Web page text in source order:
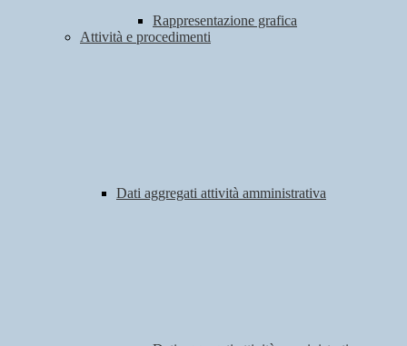
Rappresentazione grafica
Attività e procedimenti
Dati aggregati attività amministrativa